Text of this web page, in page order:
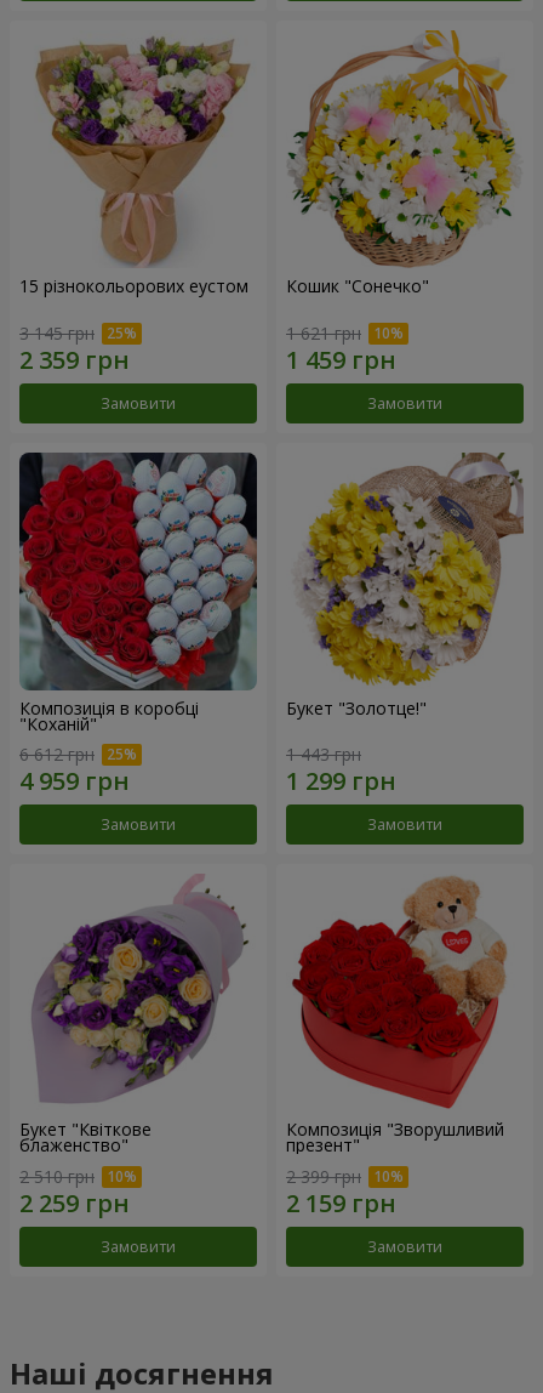
15 різнокольорових еустом
3 145 грн
Замовити
Кошик "Сонечко"
1 621 грн
Замовити
Композиція в коробці
"Коханій"
6 612 грн
Замовити
Букет "Золотце!"
1 443 грн
Замовити
Букет "Квіткове
блаженство"
2 510 грн
Замовити
Композиція "Зворушливий
презент"
2 399 грн
Замовити
Наші досягнення